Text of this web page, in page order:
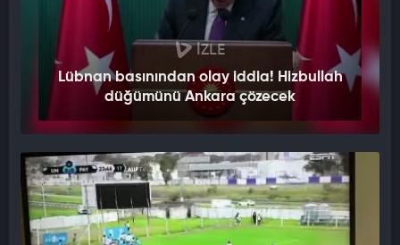
İZLE
Lübnan basınından olay iddia! Hizbullah
düğümünü Ankara çözecek